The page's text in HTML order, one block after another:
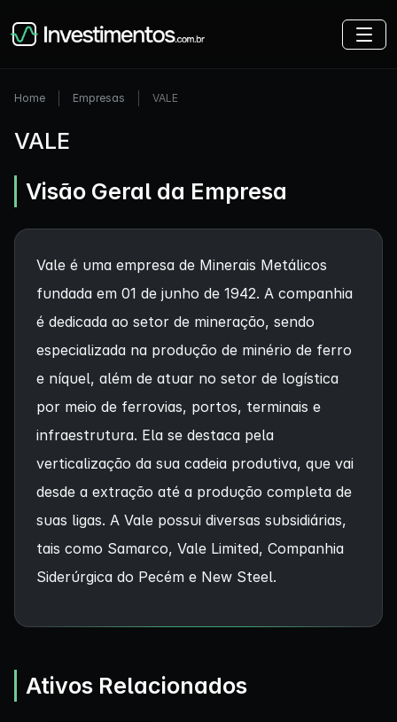
Home Empresas VALE
VALE
Visão Geral da Empresa
Vale é uma empresa de Minerais Metálicos
fundada em 01 de junho de 1942. A companhia
é dedicada ao setor de mineração, sendo
especializada na produção de minério de ferro
e níquel, além de atuar no setor de logística
por meio de ferrovias, portos, terminais e
infraestrutura. Ela se destaca pela
verticalização da sua cadeia produtiva, que vai
desde a extração até a produção completa de
suas ligas. A Vale possui diversas subsidiárias,
tais como Samarco, Vale Limited, Companhia
Siderúrgica do Pecém e New Steel.
Ativos Relacionados